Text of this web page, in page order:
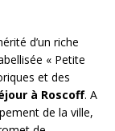
d’un riche
« Petite
et des
à Roscoff. A
de la ville,